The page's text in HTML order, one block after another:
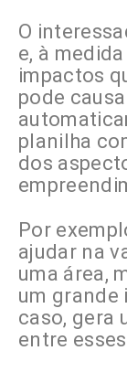
O
e, à
impactos
pode
planilha
dos
Por
ajudar na
uma área,
um grande
caso, gera
entre